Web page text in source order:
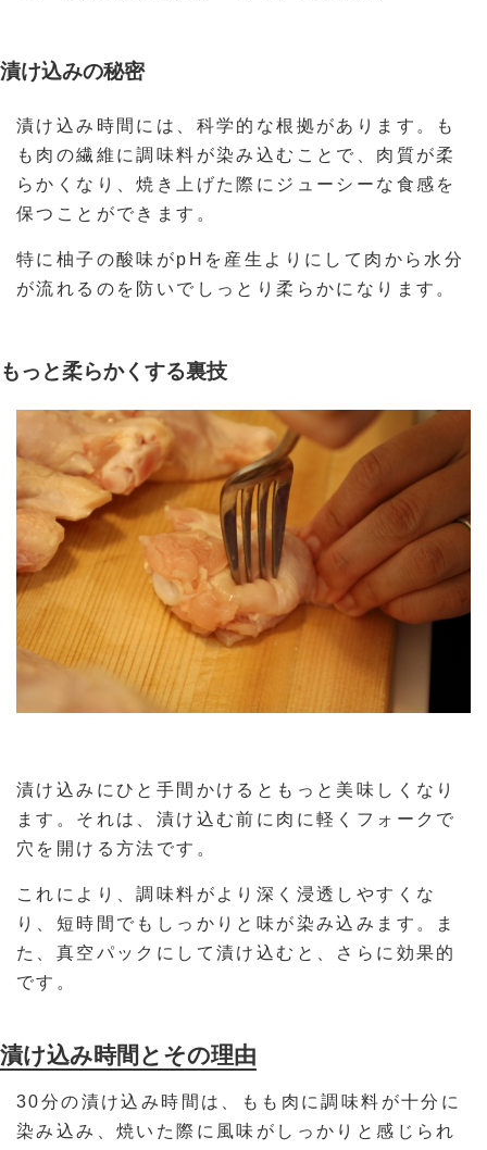
漬け込みの秘密
漬け込み時間には、科学的な根拠があります。も
も肉の繊維に調味料が染み込むことで、肉質が柔
らかくなり、焼き上げた際にジューシーな食感を
保つことができます。
特に柚子の酸味がpHを産生よりにして肉から水分
が流れるのを防いでしっとり柔らかになります。
もっと柔らかくする裏技
漬け込みにひと手間かけるともっと美味しくなり
ます。それは、漬け込む前に肉に軽くフォークで
穴を開ける方法です。
これにより、調味料がより深く浸透しやすくな
り、短時間でもしっかりと味が染み込みます。ま
た、真空パックにして漬け込むと、さらに効果的
です。
漬け込み時間とその理由
30分の漬け込み時間は、もも肉に調味料が十分に
染み込み、焼いた際に風味がしっかりと感じられ